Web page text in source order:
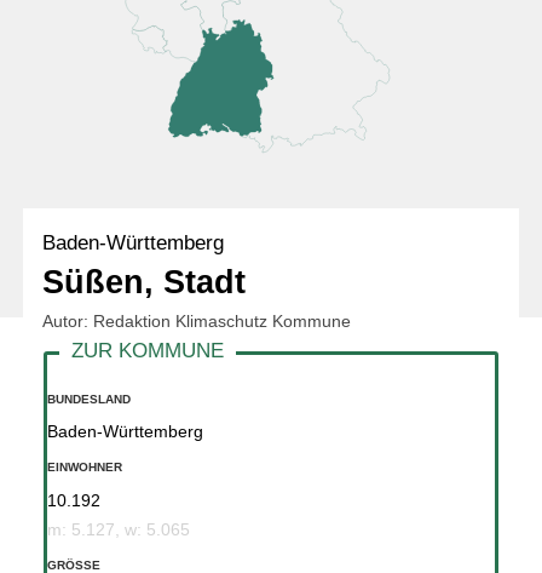
Baden-Württemberg
Süßen, Stadt
Autor: Redaktion Klimaschutz Kommune
BUNDESLAND
Baden-Württemberg
EINWOHNER
10.192
m: 5.127, w: 5.065
GRÖSSE